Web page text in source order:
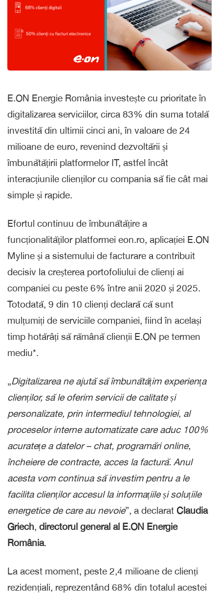
E.ON Energie România investește cu prioritate în
digitalizarea serviciilor, circa 83% din suma totală
investită din ultimii cinci ani, în valoare de 24
milioane de euro, revenind dezvoltării și
îmbunătățirii platformelor IT, astfel încât
interacțiunile clienților cu compania să fie cât mai
simple și rapide.
Efortul continuu de îmbunătățire a
funcționalităților platformei eon.ro, aplicației E.ON
Myline și a sistemului de facturare a contribuit
decisiv la creșterea portofoliului de clienți ai
companiei cu peste 6% între anii 2020 și 2025.
Totodată, 9 din 10 clienți declară că sunt
mulțumiți de serviciile companiei, fiind în același
timp hotărâți să rămână clienții E.ON pe termen
mediu*.
„Digitalizarea ne ajută să îmbunătățim experiența
clienților, să le oferim servicii de calitate și
personalizate, prin intermediul tehnologiei, al
proceselor interne automatizate care aduc 100%
acuratețe a datelor – chat, programări online,
încheiere de contracte, acces la factură. Anul
acesta vom continua să investim pentru a le
facilita clienților accesul la informațiile și soluțiile
energetice de care au nevoie”, a declarat Claudia
Griech, directorul general al E.ON Energie
România.
La acest moment, peste 2,4 milioane de clienți
rezidențiali, reprezentând 68% din totalul acestei